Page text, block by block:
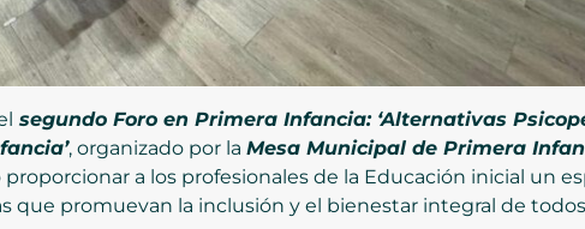
segundo Foro en Primera Infancia: ‘Alternativas
, organizado por la Mesa Municipal de Primera
a los profesionales de la Educación inicial un
que promuevan la inclusión y el bienestar integral de